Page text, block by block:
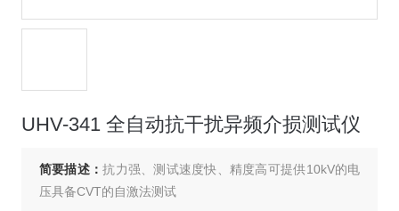
UHV-341 全自动抗干扰异频介损测试仪
简要描述：抗力强、测试速度快、精度高可提供10kV的电
压具备CVT的自激法测试